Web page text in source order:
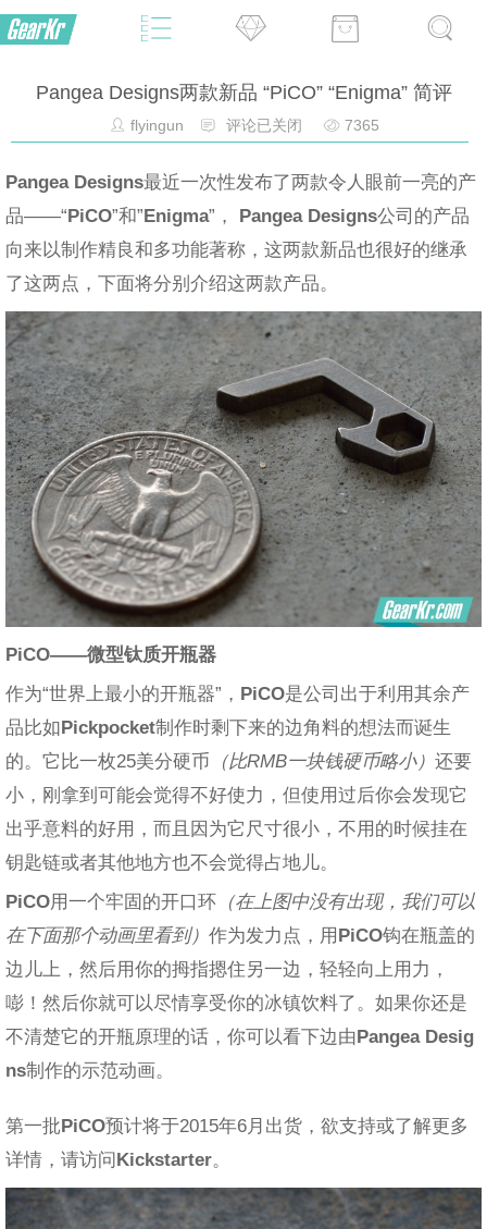
Pangea Designs两款新品 “PiCO” “Enigma” 简评
flyingun 评论已关闭 7365
Pangea Designs最近一次性发布了两款令人眼前一亮的产
品——“PiCO”和”Enigma”， Pangea Designs公司的产品
向来以制作精良和多功能著称，这两款新品也很好的继承
了这两点，下面将分别介绍这两款产品。
PiCO——微型钛质开瓶器
作为“世界上最小的开瓶器”， PiCO是公司出于利用其余产
品比如Pickpocket制作时剩下来的边角料的想法而诞生
的。它比一枚25美分硬币 （比RMB一块钱硬币略小） 还要
小，刚拿到可能会觉得不好使力，但使用过后你会发现它
出乎意料的好用，而且因为它尺寸很小，不用的时候挂在
钥匙链或者其他地方也不会觉得占地儿。
PiCO用一个牢固的开口环 （在上图中没有出现，我们可以
在下面那个动画里看到） 作为发力点，用 PiCO钩在瓶盖的
边儿上，然后用你的拇指摁住另一边，轻轻向上用力，
嘭！然后你就可以尽情享受你的冰镇饮料了。如果你还是
不清楚它的开瓶原理的话，你可以看下边由Pangea Desig
ns制作的示范动画。
第一批PiCO预计将于2015年6月出货，欲支持或了解更多
详情，请访问Kickstarter。